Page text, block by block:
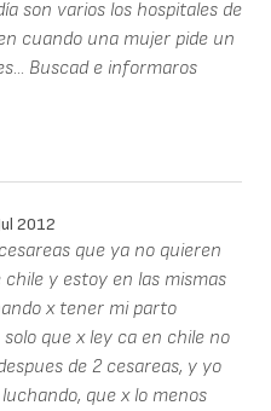
son varios los hospitales de
cuando una mujer pide un
Buscad e informaros
2012
que ya no quieren
y estoy en las mismas
x tener mi parto
que x ley ca en chile no
de 2 cesareas, y yo
que x lo menos